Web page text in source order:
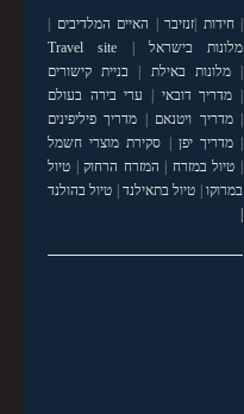
|חידות |זנזיבר | האיים המלדיבים |
מלונות בישראל |
Travel site
|מלונות באילת | בניית קישורים
| מדריך דובאי | ערי בירה בעולם
|מדריך ויטנאם | מדריך פיליפינים
|מדריך יפן | סקירת מוצרי חשמל
| טיול במזרח | המזרח הרחוק| טיול
במרוקו| טיול בתאילנד| טיול בהולנד
|